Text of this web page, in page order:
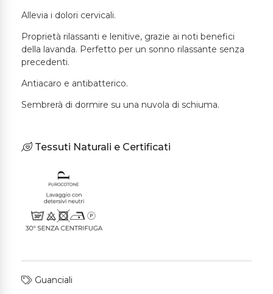
Allevia i dolori cervicali.
Proprietà rilassanti e lenitive, grazie ai noti benefici
della lavanda. Perfetto per un sonno rilassante senza
precedenti.
Antiacaro e antibatterico.
Sembrerà di dormire su una nuvola di schiuma.
Tessuti Naturali e Certificati
Guanciali